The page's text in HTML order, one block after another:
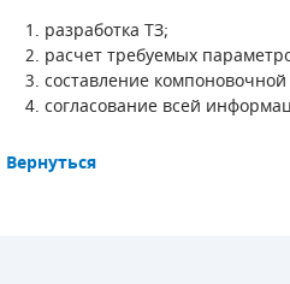
разработка ТЗ;
расчет требуемых
составление
согласование всей
Вернуться
ШЛАНГИ ДЛЯ МОТОПОМП
ДЛЯ ВАКУУМНЫХ НАСОСОВ